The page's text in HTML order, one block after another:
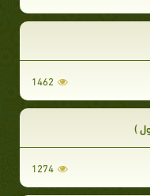
1462
)
1274